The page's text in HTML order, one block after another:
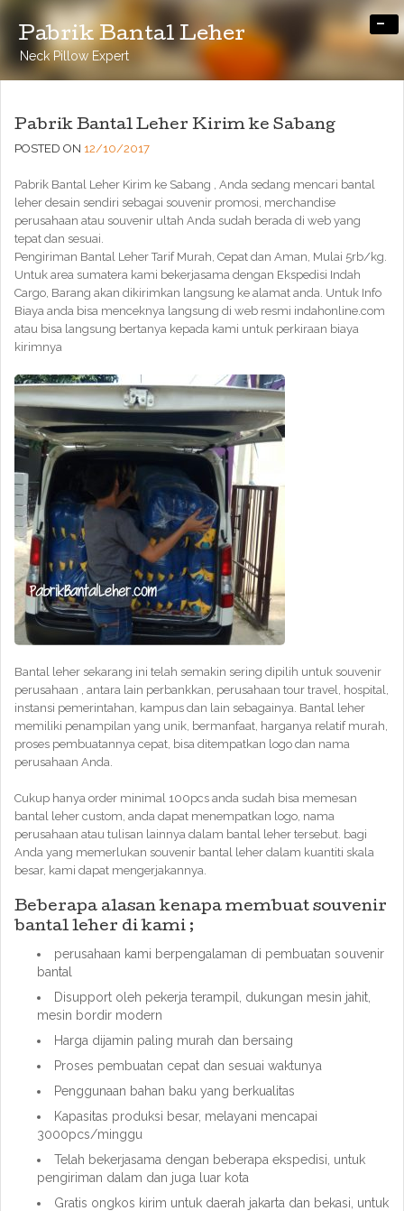
Pabrik Bantal Leher
Neck Pillow Expert
-
Pabrik Bantal Leher Kirim ke Sabang
POSTED ON 12/10/2017
Pabrik Bantal Leher Kirim ke Sabang , Anda sedang mencari bantal
leher desain sendiri sebagai souvenir promosi, merchandise
perusahaan atau souvenir ultah Anda sudah berada di web yang
tepat dan sesuai.
Pengiriman Bantal Leher Tarif Murah, Cepat dan Aman, Mulai 5rb/kg.
Untuk area sumatera kami bekerjasama dengan Ekspedisi Indah
Cargo, Barang akan dikirimkan langsung ke alamat anda. Untuk Info
Biaya anda bisa menceknya langsung di web resmi indahonline.com
atau bisa langsung bertanya kepada kami untuk perkiraan biaya
kirimnya
Bantal leher sekarang ini telah semakin sering dipilih untuk souvenir
perusahaan , antara lain perbankkan, perusahaan tour travel, hospital,
instansi pemerintahan, kampus dan lain sebagainya. Bantal leher
memiliki penampilan yang unik, bermanfaat, harganya relatif murah,
proses pembuatannya cepat, bisa ditempatkan logo dan nama
perusahaan Anda.
Cukup hanya order minimal 100pcs anda sudah bisa memesan
bantal leher custom, anda dapat menempatkan logo, nama
perusahaan atau tulisan lainnya dalam bantal leher tersebut. bagi
Anda yang memerlukan souvenir bantal leher dalam kuantiti skala
besar, kami dapat mengerjakannya.
Beberapa alasan kenapa membuat souvenir
bantal leher di kami ;
perusahaan kami berpengalaman di pembuatan souvenir
bantal
Disupport oleh pekerja terampil, dukungan mesin jahit,
mesin bordir modern
Harga dijamin paling murah dan bersaing
Proses pembuatan cepat dan sesuai waktunya
Penggunaan bahan baku yang berkualitas
Kapasitas produksi besar, melayani mencapai
3000pcs/minggu
Telah bekerjasama dengan beberapa ekspedisi, untuk
pengiriman dalam dan juga luar kota
Gratis ongkos kirim untuk daerah jakarta dan bekasi, untuk